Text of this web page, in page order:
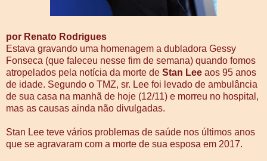
por Renato Rodrigues
Estava gravando uma homenagem a dubladora Gessy
Fonseca (que faleceu nesse fim de semana) quando fomos
atropelados pela notícia da morte de Stan Lee aos 95 anos
de idade. Segundo o TMZ, sr. Lee foi levado de ambulância
de sua casa na manhã de hoje (12/11) e morreu no hospital,
mas as causas ainda não divulgadas.
Stan Lee teve vários problemas de saúde nos últimos anos
que se agravaram com a morte de sua esposa em 2017.